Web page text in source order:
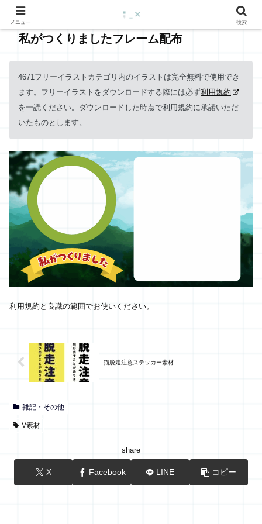
私がつくりましたフレーム配布
4671フリーイラストカテゴリ内のイラストは完全無料で使用でき
ます。フリーイラストをダウンロードする際には必ず利用規約
を一読ください。ダウンロードした時点で利用規約に承諾いただ
いたものとします。
利用規約と良識の範囲でお使いください。
猫脱走注意ステッカー素材
雑記・その他
V素材
share
X Facebook LINE コピー
メニュー 検索